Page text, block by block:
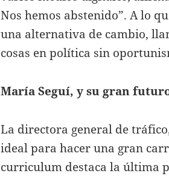
Nos hemos abstenido”. A lo
una alternativa de cambio,
cosas en política sin
María Seguí, y su gran
La directora general de
ideal para hacer una gran
curriculum destaca la última